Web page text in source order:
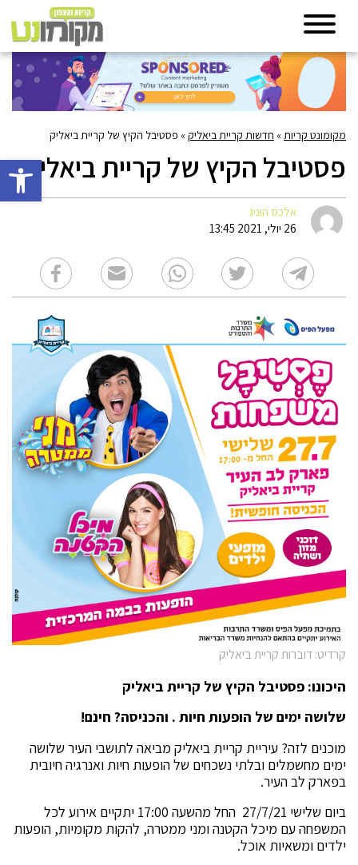
פתח
מקומונט קריות » חדשות קריית ביאליק» פסטיבל הקיץ של קריית ביאליק
פסטיבל הקיץ של קריית ביאליק
אלכס הוניג
26 יולי, 2021 13:45
קרדיט: דוברות קריית ביאליק
היכונו: פסטיבל הקיץ של קריית ביאליק
שלושה ימים של הופעות חיות . והכניסה? חינם!
מוכנים לזה? עיריית קריית ביאליק מביאה לתושבי העיר שלושה
ימים מחשמלים ובלתי נשכחים של הופעות חיות ואנרגיה חיובית
בפארק לב העיר.
ביום שלישי 27/7/21 החל מהשעה 17:00 יתקיים אירוע לכל
המשפחה עם מיכל הקטנה ומני ממטרה, להקות מקומיות, הופעות
ילדים ומשאיות אוכל.